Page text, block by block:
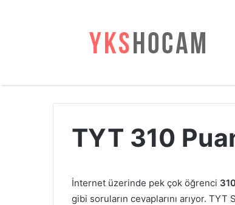
TYT 310
İnternet üzerinde pek çok öğrenci
gibi soruların cevaplarını arıyor. TYT